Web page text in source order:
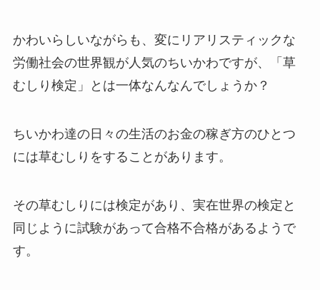
かわいらしいながらも、変にリアリスティックな
労働社会の世界観が人気のちいかわですが、「草
むしり検定」とは一体なんなんでしょうか？
ちいかわ達の日々の生活のお金の稼ぎ方のひとつ
には草むしりをすることがあります。
その草むしりには検定があり、実在世界の検定と
同じように試験があって合格不合格があるようで
す。